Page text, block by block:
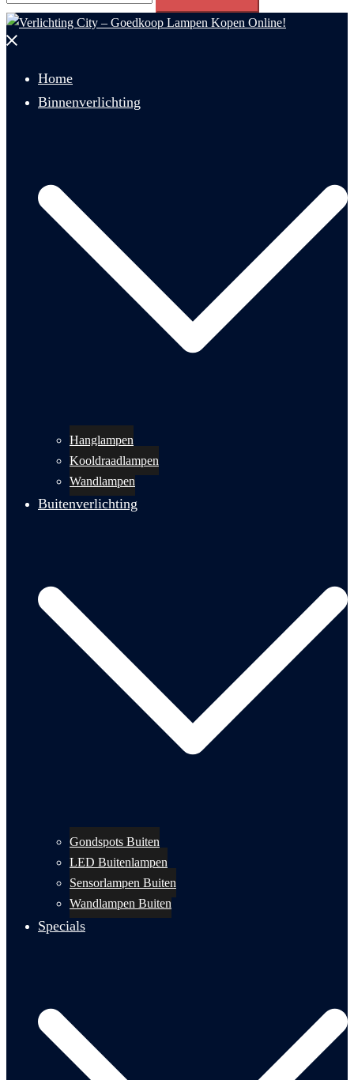
naar:
Menu
Home
Binnenverlichting
Hanglampen
Kooldraadlampen
Wandlampen
Buitenverlichting
Gondspots Buiten
LED Buitenlampen
Sensorlampen Buiten
Wandlampen Buiten
Specials